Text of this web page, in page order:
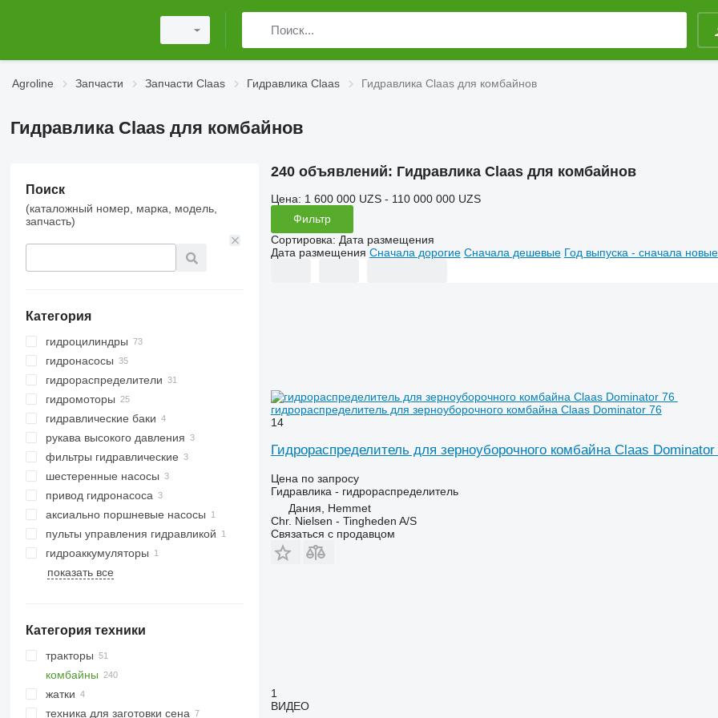
Agroline Запчасти Запчасти Claas Гидравлика Claas Гидравлика Claas для комбайнов
Гидравлика Claas для комбайнов
Поиск
(каталожный номер, марка, модель,
запчасть)
Категория
гидроцилиндры
гидронасосы
гидрораспределители
гидромоторы
гидравлические баки
рукава высокого давления
фильтры гидравлические
шестеренные насосы
привод гидронасоса
аксиально поршневые насосы
пульты управления гидравликой
гидроаккумуляторы
показать все
Категория техники
тракторы
тракторы колесные
комбайны
зерноуборочные комбайны
кормоуборочные комбайны
жатки
жатки зерновые
техника для заготовки сена
240 объявлений: Гидравлика Claas для комбайнов
Цена: 1 600 000 UZS - 110 000 000 UZS
Фильтр
Сортировка: Дата размещения
Дата размещения Сначала дорогие Сначала дешевые Год выпуска - сначала новые
гидрораспределитель для зерноуборочного комбайна Claas Dominator 76
14
Гидрораспределитель для зерноуборочного комбайна Claas Dominator
Цена по запросу
Гидравлика - гидрораспределитель
Дания, Hemmet
Chr. Nielsen - Tingheden A/S
Связаться с продавцом
1
ВИДЕО